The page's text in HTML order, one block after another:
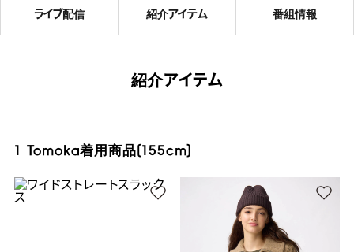
ライブ配信 紹介アイテム 番組情報
紹介アイテム
1 Tomoka着用商品(155cm)